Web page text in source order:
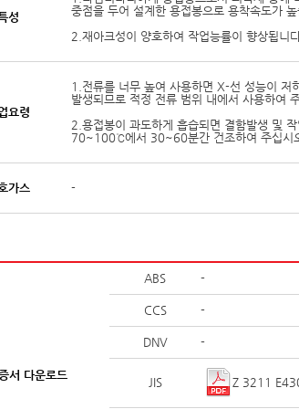
성
중점을 두어 설계한 용접봉으로 용착속도가 높
2.재아크성이 양호하여 작업능률이 향상됩니
요령
1.전류를 너무 높여 사용하면 X-선 성능이 저
발생되므로 적정 전류 범위 내에서 사용하여
2.용접봉이 과도하게 흡습되면 결함발생 및
70~100℃에서 30~60분간 건조하여 주십시
가스 -
서 다운로드
ABS -
CCS -
DNV -
JIS Z 3211